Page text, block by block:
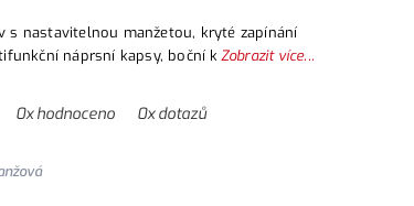
s nastavitelnou manžetou, kryté zapínání
náprsní kapsy, boční kapsy na zip,
Zobrazit více...
0x hodnoceno 0x dotazů